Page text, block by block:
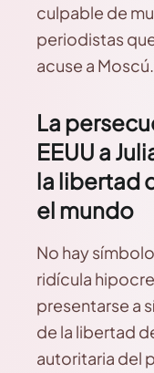
culpable de
periodistas
acuse a Moscú.
La
EEUU a
la libertad
el mundo
No hay
ridícula
presentarse a
de la libertad
autoritaria del